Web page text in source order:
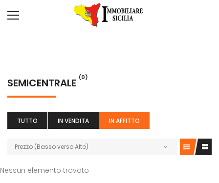
SEMICENTRALE (0)
TUTTO IN VENDITA IN AFFITTO
Prezzo (Basso verso Alto)
Nessun elemento trovato